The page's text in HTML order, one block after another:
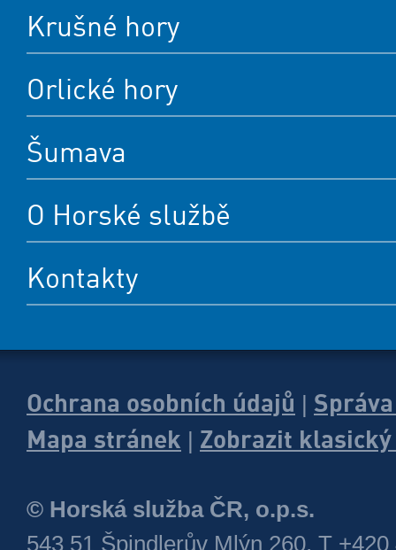
Krušné hory
Orlické hory
Šumava
O Horské službě
Kontakty
Ochrana osobních údajů
Mapa stránek
Zobrazit
© Horská služba ČR, o.p.s.
543 51 Špindlerův Mlýn 260, T +420